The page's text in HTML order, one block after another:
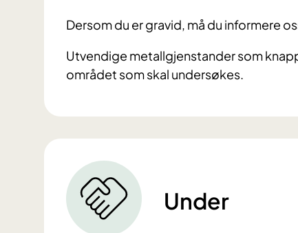
Dersom du er gravid, må du informere
Utvendige metallgjenstander som
området som skal undersøkes.
Under